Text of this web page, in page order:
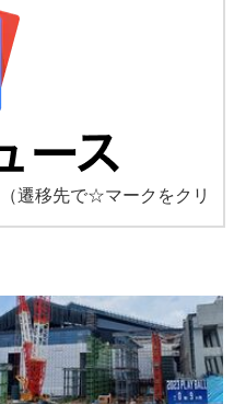
（遷移先で☆マークをクリ